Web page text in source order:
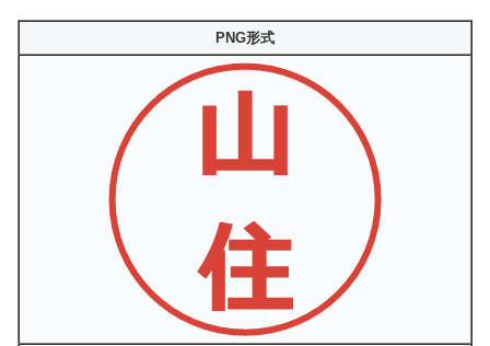
PNG形式